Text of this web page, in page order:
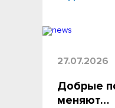
27.07.2026
Добрые
меняют…